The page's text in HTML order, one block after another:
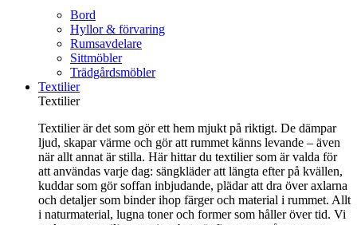
Bord
Hyllor & förvaring
Rumsavdelare
Sittmöbler
Trädgårdsmöbler
Textilier
Textilier
Textilier är det som gör ett hem mjukt på riktigt. De dämpar
ljud, skapar värme och gör att rummet känns levande – även
när allt annat är stilla. Här hittar du textilier som är valda för
att användas varje dag: sängkläder att längta efter på kvällen,
kuddar som gör soffan inbjudande, plädar att dra över axlarna
och detaljer som binder ihop färger och material i rummet. Allt
i naturmaterial, lugna toner och former som håller över tid. Vi